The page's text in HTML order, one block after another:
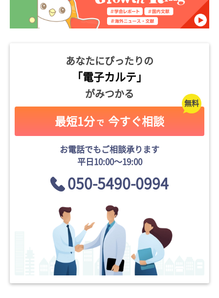
あなたにぴったりの
「電子カルテ」
がみつかる
最短1分 で 今すぐ相談
お電話でもご相談承ります
平日10:00〜19:00
050-5490-0994